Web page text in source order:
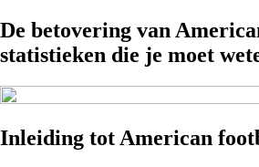
De betovering van
statistieken die je moet
Inleiding tot American